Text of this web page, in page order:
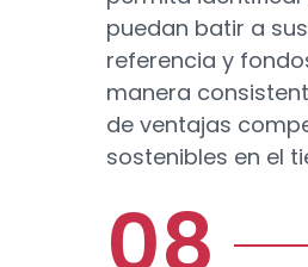
puedan batir a
referencia y
manera
de ventajas
sostenibles en el